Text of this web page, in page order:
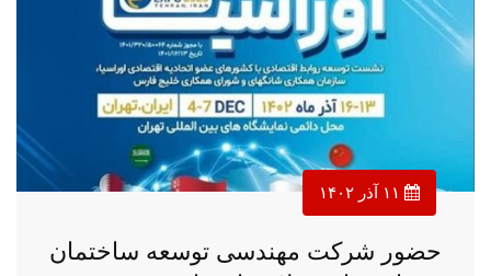
حضور شرکت مهندسی توسعه ساختمان